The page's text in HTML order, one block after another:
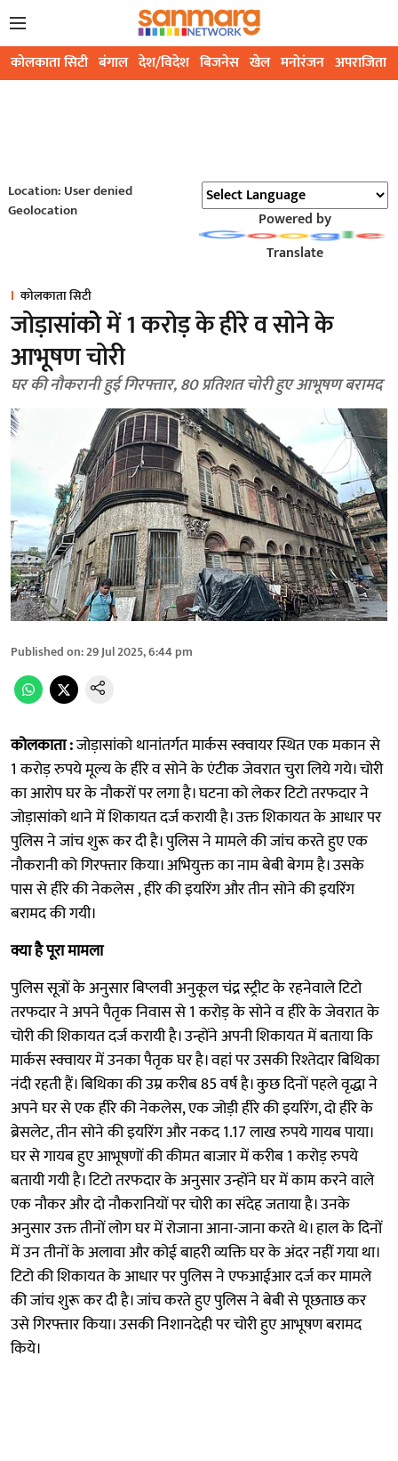
कोलकाता सिटी बंगाल देश/विदेश बिजनेस खेल मनोरंजन अपराजिता
Location: User denied
Geolocation
Powered by
Translate
कोलकाता सिटी
जोड़ासांकोे में 1 करोड़ के हीरे व सोने के
आभूषण चोरी
घर की नौकरानी हुई गिरफ्तार, 80 प्रतिशत चोरी हुए आभूषण बरामद
Published on:29 Jul 2025, 6:44 pm
कोलकाता :जोड़ासांको थानांतर्गत मार्कस स्क्वायर स्थित एक मकान से
1 करोड़ रुपये मूल्य के हीरे व सोने के एंटीक जेवरात चुरा लिये गये। चोरी
का आरोप घर के नौकरों पर लगा है। घटना को लेकर टिटो तरफदार ने
जोड़ासांको थाने में शिकायत दर्ज करायी है। उक्त शिकायत के आधार पर
पुलिस ने जांच शुरू कर दी है। पुलिस ने मामले की जांच करते हुए एक
नौकरानी को गिरफ्तार किया। अभियुक्त का नाम बेबी बेगम है। उसके
पास से हीरे की नेकलेस , हीरे की इयरिंग और तीन सोने की इयरिंग
बरामद की गयी।
क्या है पूरा मामला
पुलिस सूत्रों के अनुसार बिप्लवी अनुकूल चंद्र स्ट्रीट के रहनेवाले टिटो
तरफदार ने अपने पैतृक निवास से 1 करोड़ के सोने व हीरे के जेवरात के
चोरी की शिकायत दर्ज करायी है। उन्होंने अपनी शिकायत में बताया कि
मार्कस स्क्वायर में उनका पैतृक घर है। वहां पर उसकी रिश्तेदार बिथिका
नंदी रहती हैं। बिथिका की उम्र करीब 85 वर्ष है। कुछ दिनों पहले वृद्धा ने
अपने घर से एक हीरे की नेकलेस, एक जोड़ी हीरे की इयरिंग, दो हीरे के
ब्रेसलेट, तीन सोने की इयरिंग और नकद 1.17 लाख रुपये गायब पाया।
घर से गायब हुए आभूषणों की कीमत बाजार में करीब 1 करोड़ रुपये
बतायी गयी है। टिटो तरफदार के अनुसार उन्होंने घर में काम करने वाले
एक नौकर और दो नौकरानियों पर चोरी का संदेह जताया है। उनके
अनुसार उक्त तीनों लोग घर में रोजाना आना-जाना करते थे। हाल के दिनों
में उन तीनों के अलावा और कोई बाहरी व्यक्ति घर के अंदर नहीं गया था।
टिटो की शिकायत के आधार पर पुलिस ने एफआईआर दर्ज कर मामले
की जांच शुरू कर दी है। जांच करते हुए पुलिस ने बेबी से पूछताछ कर
उसे गिरफ्तार किया। उसकी निशानदेही पर चोरी हुए आभूषण बरामद
किये।